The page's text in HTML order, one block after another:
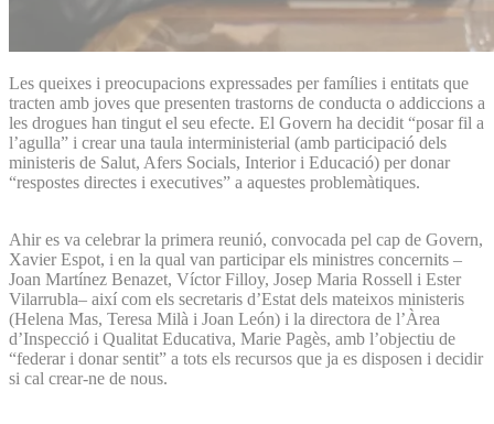
Les queixes i preocupacions expressades per famílies i entitats que
tracten amb joves que presenten trastorns de conducta o addiccions a
les drogues han tingut el seu efecte. El Govern ha decidit “posar fil a
l’agulla” i crear una taula interministerial (amb participació dels
ministeris de Salut, Afers Socials, Interior i Educació) per donar
“respostes directes i executives” a aquestes problemàtiques.
Ahir es va celebrar la primera reunió, convocada pel cap de Govern,
Xavier Espot, i en la qual van participar els ministres concernits –
Joan Martínez Benazet, Víctor Filloy, Josep Maria Rossell i Ester
Vilarrubla– així com els secretaris d’Estat dels mateixos ministeris
(Helena Mas, Teresa Milà i Joan León) i la directora de l’Àrea
d’Inspecció i Qualitat Educativa, Marie Pagès, amb l’objectiu de
“federar i donar sentit” a tots els recursos que ja es disposen i decidir
si cal crear-ne de nous.